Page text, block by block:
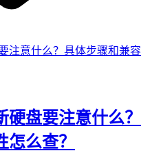
盘要注意什么？
么查？